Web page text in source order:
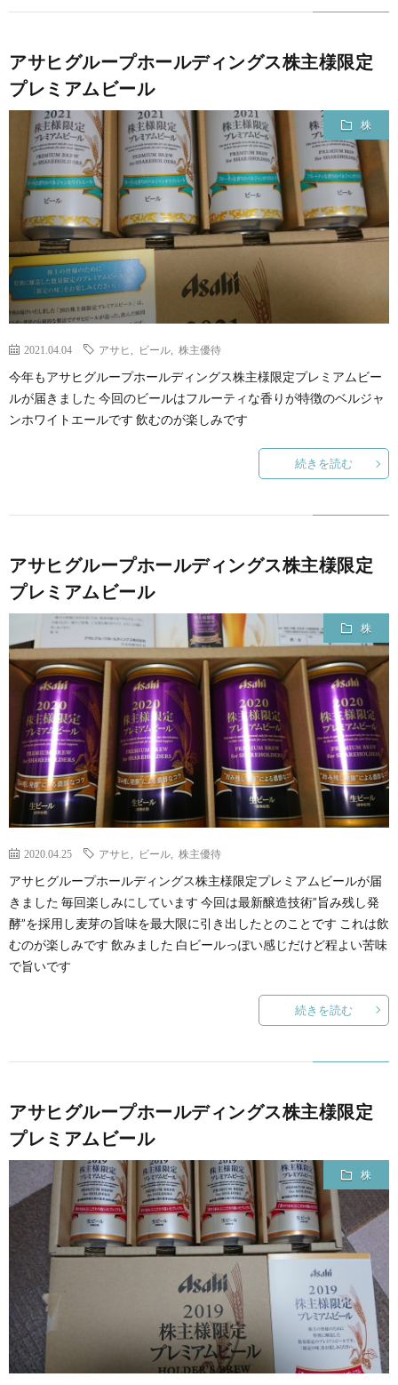
アサヒグループホールディングス株主様限定
プレミアムビール
株
2021.04.04 アサヒ ビール 株主優待
今年もアサヒグループホールディングス株主様限定プレミアムビー
ルが届きました 今回のビールはフルーティな香りが特徴のベルジャ
ンホワイトエールです 飲むのが楽しみです
続きを読む
アサヒグループホールディングス株主様限定
プレミアムビール
株
2020.04.25 アサヒ ビール 株主優待
アサヒグループホールディングス株主様限定プレミアムビールが届
きました 毎回楽しみにしています 今回は最新醸造技術”旨み残し発
酵”を採用し麦芽の旨味を最大限に引き出したとのことです これは飲
むのが楽しみです 飲みました 白ビールっぽい感じだけど程よい苦味
で旨いです
続きを読む
アサヒグループホールディングス株主様限定
プレミアムビール
株